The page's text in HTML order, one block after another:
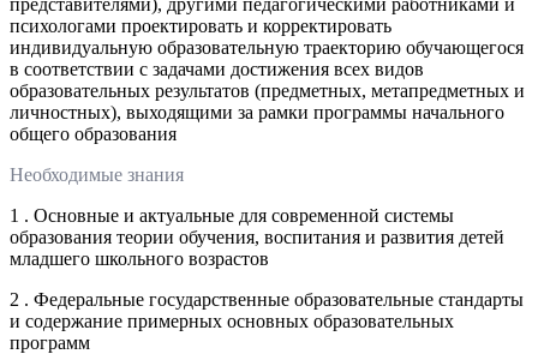
психологами проектировать и корректировать
индивидуальную образовательную траекторию обучающегося
в соответствии с задачами достижения всех видов
образовательных результатов (предметных, метапредметных и
личностных), выходящими за рамки программы начального
общего образования
Необходимые знания
1 . Основные и актуальные для современной системы
образования теории обучения, воспитания и развития детей
младшего школьного возрастов
2 . Федеральные государственные образовательные стандарты
и содержание примерных основных образовательных
программ